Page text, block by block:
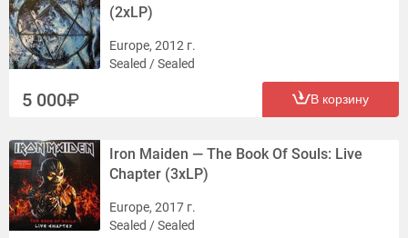
(2xLP)
Europe, 2012 г.
Sealed / Sealed
5 000 В корзину
Iron Maiden — The Book Of Souls: Live
Chapter (3xLP)
Europe, 2017 г.
Sealed / Sealed